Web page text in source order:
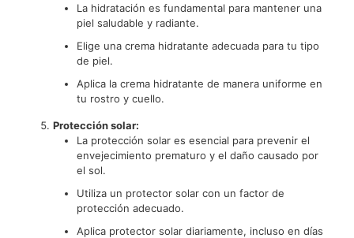
La hidratación es fundamental para mantener una
piel saludable y radiante.
Elige una crema hidratante adecuada para tu tipo
de piel.
Aplica la crema hidratante de manera uniforme en
tu rostro y cuello.
Protección solar:
La protección solar es esencial para prevenir el
envejecimiento prematuro y el daño causado por
el sol.
Utiliza un protector solar con un factor de
protección adecuado.
Aplica protector solar diariamente, incluso en días